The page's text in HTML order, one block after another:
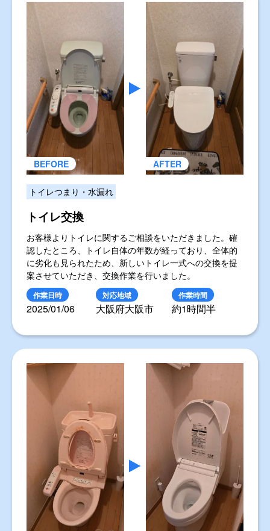
トイレつまり・水漏れ
トイレ交換
お客様よりトイレに関するご相談をいただきました。確
認したところ、トイレ自体の年数が経っており、全体的
に劣化も見られたため、新しいトイレ一式への交換を提
案させていただき、交換作業を行いました。
作業日時
2025/01/06
対応地域
大阪府大阪市
作業時間
約1時間半